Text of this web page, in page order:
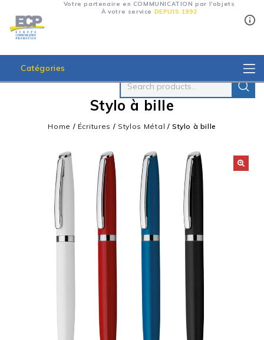
Votre partenaire en COMMUNICATION par l'objets
À votre service DEPUIS 1992
Catégories
Stylo à bille
Home / Écritures / Stylos Métal /Stylo à bille